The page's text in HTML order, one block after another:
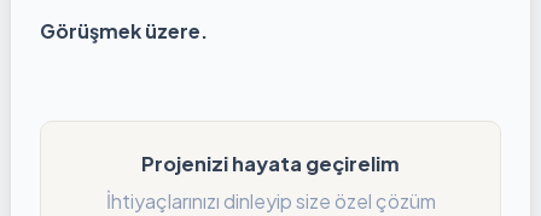
Görüşmek üzere.
Projenizi hayata geçirelim
İhtiyaçlarınızı dinleyip size özel çözüm